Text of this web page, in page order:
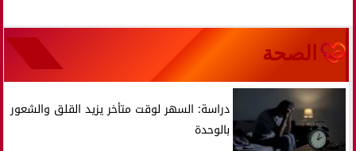
الصحة
دراسة: السهر لوقت متأخر يزيد القلق والشعور
بالوحدة